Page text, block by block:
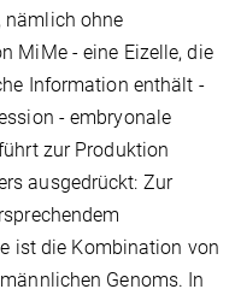
nämlich ohne
MiMe - eine Eizelle, die
Information enthält -
- embryonale
zur Produktion
ausgedrückt: Zur
ist die Kombination von
Genoms. In